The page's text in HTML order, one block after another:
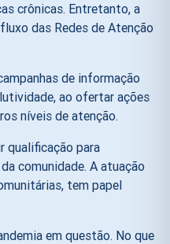
crônicas. Entretanto, a
das Redes de Atenção
de informação
ao ofertar ações
níveis de atenção.
qualificação para
comunidade. A atuação
tem papel
em questão. No que